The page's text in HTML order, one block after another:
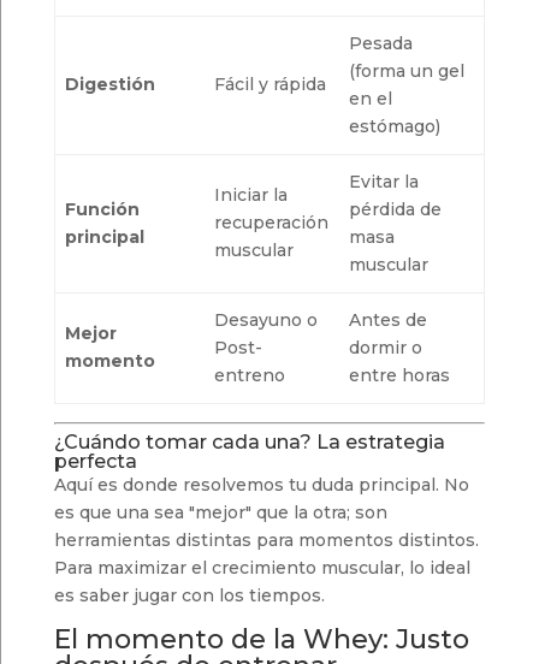
Digestión Fácil y rápida
Pesada
(forma un gel
en el
estómago)
Función
principal
Iniciar la
recuperación
muscular
Evitar la
pérdida de
masa
muscular
Mejor
momento
Desayuno o
Post-
entreno
Antes de
dormir o
entre horas
¿Cuándo tomar cada una? La estrategia
perfecta
Aquí es donde resolvemos tu duda principal. No
es que una sea "mejor" que la otra; son
herramientas distintas para momentos distintos.
Para maximizar el crecimiento muscular, lo ideal
es saber jugar con los tiempos.
El momento de la Whey: Justo